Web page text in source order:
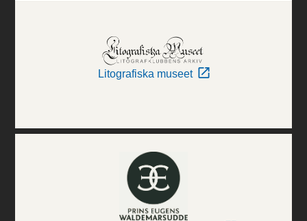
Litografiska museet